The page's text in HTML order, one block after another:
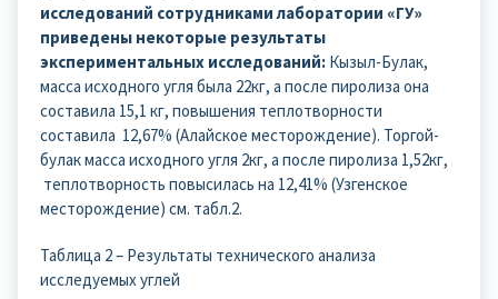
исследований сотрудниками лаборатории «ГУ»
приведены некоторые результаты
экспериментальных исследований: Кызыл-Булак,
масса исходного угля была 22кг, а после пиролиза она
составила 15,1 кг, повышения теплотворности
составила 12,67% (Алайское месторождение). Торгой-
булак масса исходного угля 2кг, а после пиролиза 1,52кг,
теплотворность повысилась на 12,41% (Узгенское
месторождение) см. табл.2.
Таблица 2 – Результаты технического анализа
исследуемых углей